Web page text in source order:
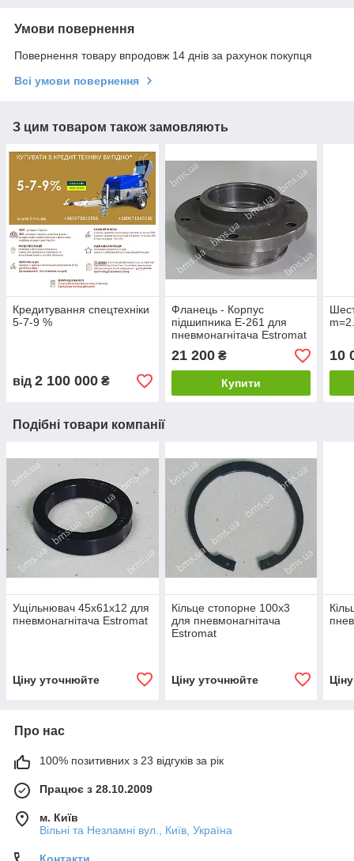
Умови повернення
Повернення товару впродовж 14 днів за рахунок покупця
Всі умови повернення
З цим товаром також замовляють
Кредитування спецтехніки
5-7-9 %
від 2 100 000 ₴
Фланець - Корпус
підшипника Е-261 для
пневмонагнітача Estromat
21 200₴
Купити
10
Подібні товари компанії
Ущільнювач 45х61х12 для
пневмонагнітача Estromat
Ціну уточнюйте
Кільце стопорне 100х3
для пневмонагнітача
Estromat
Ціну уточнюйте
Про нас
100% позитивних з 23 відгуків за рік
Працює з 28.10.2009
м. Київ
Вільні та Незламні вул., Київ, Україна